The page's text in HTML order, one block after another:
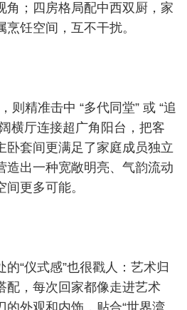
角；四房格局配中西双厨，家
饪空间，互不干扰。
则精准击中 “多代同堂” 或 “追
横厅连接超广角阳台，把客
卧套间更满足了家庭成员独立
造出一种宽敞明亮、气韵流动
更多可能。
“仪式感”也很戳人：艺术归
配，每次回家都像走进艺术
的外观和内饰，贴合“世界湾